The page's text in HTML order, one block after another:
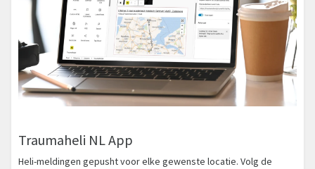
Traumaheli NL App
Heli-meldingen gepusht voor elke gewenste locatie. Volg de